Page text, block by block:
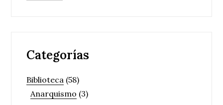
Categorías
Biblioteca (58)
Anarquismo (3)